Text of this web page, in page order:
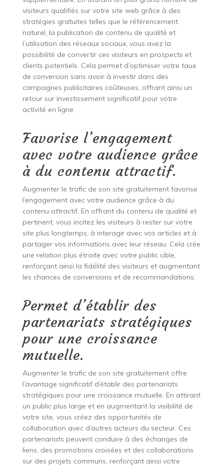
visiteurs qualifiés sur votre site web grâce à des
stratégies gratuites telles que le référencement
naturel, la publication de contenu de qualité et
l’utilisation des réseaux sociaux, vous avez la
possibilité de convertir ces visiteurs en prospects et
clients potentiels. Cela permet d’optimiser votre taux
de conversion sans avoir à investir dans des
campagnes publicitaires coûteuses, offrant ainsi un
retour sur investissement significatif pour votre
activité en ligne.
Favorise l’engagement
avec votre audience grâce
à du contenu attractif.
Augmenter le trafic de son site gratuitement favorise
l’engagement avec votre audience grâce à du
contenu attractif. En offrant du contenu de qualité et
pertinent, vous incitez les visiteurs à rester sur votre
site plus longtemps, à interagir avec vos articles et à
partager vos informations avec leur réseau. Cela crée
une relation plus étroite avec votre public cible,
renforçant ainsi la fidélité des visiteurs et augmentant
les chances de conversions et de recommandations.
Permet d’établir des
partenariats stratégiques
pour une croissance
mutuelle.
Augmenter le trafic de son site gratuitement offre
l’avantage significatif d’établir des partenariats
stratégiques pour une croissance mutuelle. En attirant
un public plus large et en augmentant la visibilité de
votre site, vous créez des opportunités de
collaboration avec d’autres acteurs du secteur. Ces
partenariats peuvent conduire à des échanges de
liens, des promotions croisées et des collaborations
sur des projets communs, renforçant ainsi votre